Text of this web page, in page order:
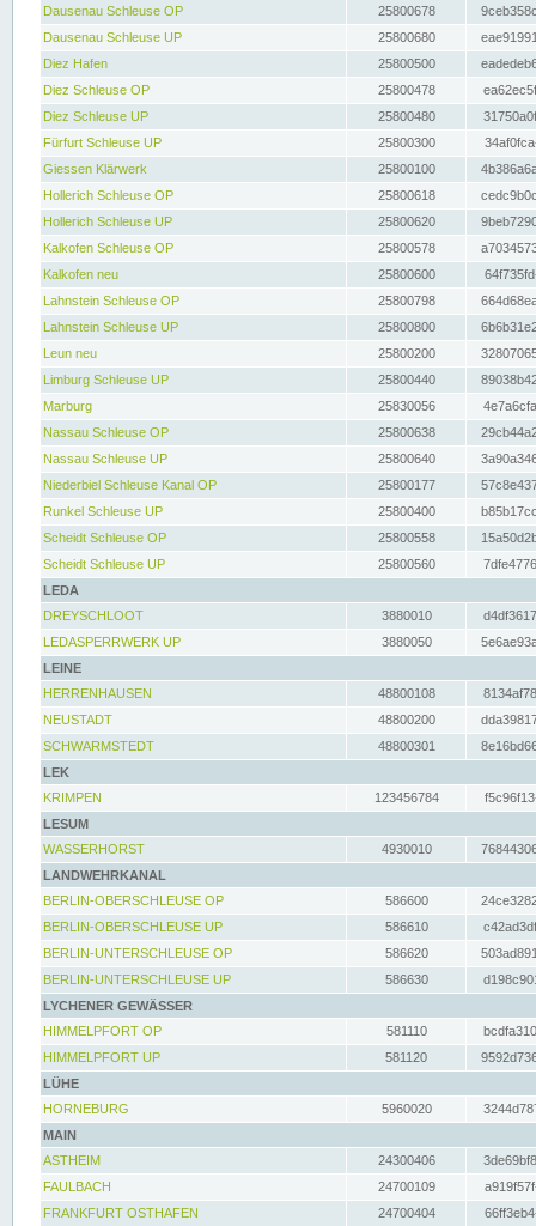
Dausenau Schleuse OP
25800678
Dausenau Schleuse UP
25800680
Diez Hafen
25800500
Diez Schleuse OP
25800478
Diez Schleuse UP
25800480
Fürfurt Schleuse UP
25800300
Giessen Klärwerk
25800100
Hollerich Schleuse OP
25800618
Hollerich Schleuse UP
25800620
Kalkofen Schleuse OP
25800578
Kalkofen neu
25800600
Lahnstein Schleuse OP
25800798
Lahnstein Schleuse UP
25800800
Leun neu
25800200
Limburg Schleuse UP
25800440
Marburg
25830056
Nassau Schleuse OP
25800638
Nassau Schleuse UP
25800640
Niederbiel Schleuse Kanal OP
25800177
Runkel Schleuse UP
25800400
Scheidt Schleuse OP
25800558
Scheidt Schleuse UP
25800560
LEDA
DREYSCHLOOT
3880010
LEDASPERRWERK UP
3880050
LEINE
HERRENHAUSEN
48800108
NEUSTADT
48800200
SCHWARMSTEDT
48800301
LEK
KRIMPEN
123456784
LESUM
WASSERHORST
4930010
LANDWEHRKANAL
BERLIN-OBERSCHLEUSE OP
586600
BERLIN-OBERSCHLEUSE UP
586610
BERLIN-UNTERSCHLEUSE OP
586620
BERLIN-UNTERSCHLEUSE UP
586630
LYCHENER GEWÄSSER
HIMMELPFORT OP
581110
HIMMELPFORT UP
581120
LÜHE
HORNEBURG
5960020
MAIN
ASTHEIM
24300406
FAULBACH
24700109
FRANKFURT OSTHAFEN
24700404